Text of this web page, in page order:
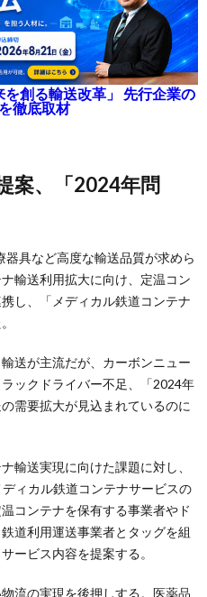
創る輸送改革」 先行企業の
徹底取材
具など高度な輸送品質が求めら
輸送利用拡大に向け、定温コン
し、「メディカル鉄道コンテナ
送が主流だが、カーボンニュー
ックドライバー不足、「2024年
需要拡大が見込まれているのに
輸送実現に向けた課題に対し、
ィカル鉄道コンテナサービスの
コンテナを保有する事業者やド
道利用運送事業者とタッグを組
ービス内容を提案する。
流の実現を後押しする。医薬品